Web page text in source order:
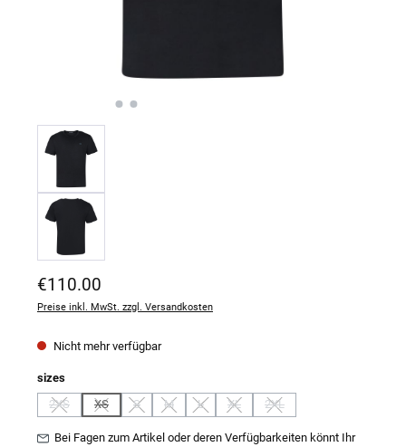
Regulärer Preis:
€110.00
Preise inkl. MwSt. zzgl. Versandkosten
Nicht mehr verfügbar
sizesauswählen
2XS
(Diese Option ist zurzeit nicht verfügbar.)
XS
(Diese Option ist zurzeit nicht verfügbar.)
S
(Diese Option ist zurzeit nicht verfügbar.)
M
(Diese Option ist zurzeit nicht verfügbar.)
L
(Diese Option ist zurzeit nicht verfügbar.)
XL
(Diese Option ist zurzeit nicht
2XL
(Diese Option ist zurzeit
Bei Fagen zum Artikel oder deren Verfügbarkeiten könnt Ihr